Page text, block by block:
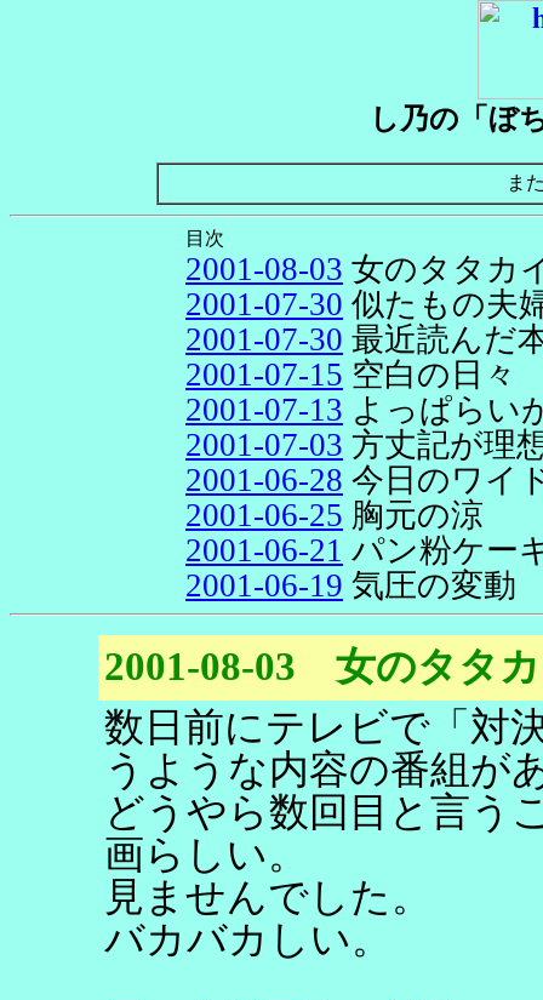
し乃の「ぼ
ま
目次
2001-08-03 女のタタカ
2001-07-30 似たもの夫
2001-07-30 最近読んだ
2001-07-15 空白の日々
2001-07-13 よっぱらい
2001-07-03 方丈記が理
2001-06-28 今日のワイ
2001-06-25 胸元の涼
2001-06-21 パン粉ケー
2001-06-19 気圧の変動
2001-08-03 女のタタ
数日前にテレビで「対
うような内容の番組が
どうやら数回目と言う
画らしい。
見ませんでした。
バカバカしい。